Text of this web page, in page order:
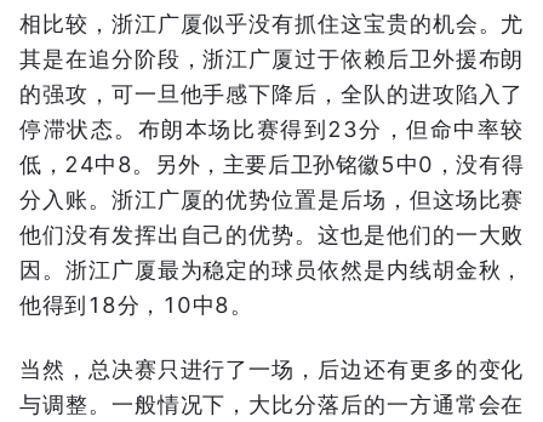
相比较，浙江广厦似乎没有抓住这宝贵的机会。尤
其是在追分阶段，浙江广厦过于依赖后卫外援布朗
的强攻，可一旦他手感下降后，全队的进攻陷入了
停滞状态。布朗本场比赛得到23分，但命中率较
低，24中8。另外，主要后卫孙铭徽5中0，没有得
分入账。浙江广厦的优势位置是后场，但这场比赛
他们没有发挥出自己的优势。这也是他们的一大败
因。浙江广厦最为稳定的球员依然是内线胡金秋，
他得到18分，10中8。
当然，总决赛只进行了一场，后边还有更多的变化
与调整。一般情况下，大比分落后的一方通常会在